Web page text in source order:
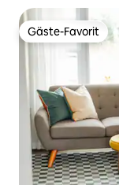
Gäste-Favorit
Gäste-Favorit